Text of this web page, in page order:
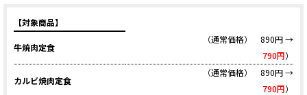
【対象商品】
牛焼肉定食
（通常価格） 890円 →
790円）
カルビ焼肉定食
（通常価格） 890円 →
790円）